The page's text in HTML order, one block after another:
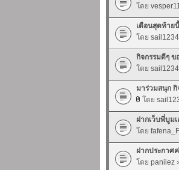
โดย
เดือนสุดท้าย
โดย sail1234
กิจกรรมดีๆ
โดย sail1234
มาร่วมสนุก กิ
โดย
ฝากเว็บพี่บูม
โดย
ฝากประกาศ
โดย paniiez